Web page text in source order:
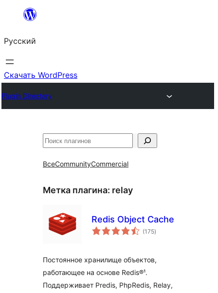
Перейти
содержимому
Русский
Скачать WordPress
Plugin Directory
Поиск
ВсеCommunityCommercial
Метка плагина: relay
Redis Object Cache
(175общий
рейтинг
)
Постоянное хранилище объектов,
работающее на основе Redis®¹.
Поддерживает Predis, PhpRedis, Relay,